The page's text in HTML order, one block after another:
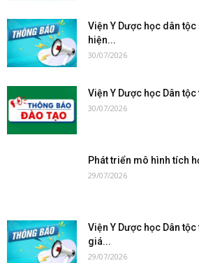
Viện Y Dược học dân
hiện...
30/07/2026
Viện Y Dược học Dân
30/07/2026
Phát triển mô hình tích
29/07/2026
Viện Y Dược học Dân
giá...
29/07/2026